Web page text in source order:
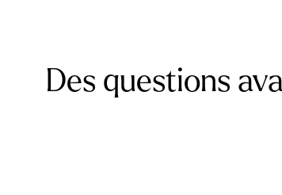
Des questions